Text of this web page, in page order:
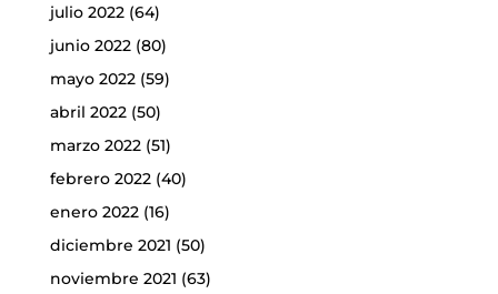
julio 2022(64)
junio 2022(80)
mayo 2022(59)
abril 2022(50)
marzo 2022(51)
febrero 2022(40)
enero 2022(16)
diciembre 2021 (50)
noviembre 2021 (63)